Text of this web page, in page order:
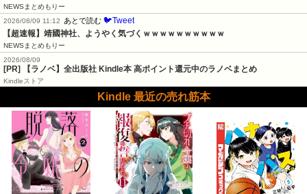
NEWSまとめもりー
2026/08/09 11:12
あとで読む 🐦Tweet
【超速報】靖國神社、ようやく気づくｗｗｗｗｗｗｗｗｗｗ
NEWSまとめもりー
2026/08/09
[PR] 【ラノベ】全出版社 Kindle本 高ポイント還元中のラノベまとめ
Kindleストア
Kindle 最近の売れ筋本